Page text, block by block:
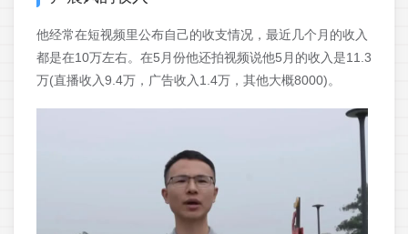
他经常在短视频里公布自己的收支情况，最近几个月的收入
都是在10万左右。在5月份他还拍视频说他5月的收入是11.3
万(直播收入9.4万，广告收入1.4万，其他大概8000)。